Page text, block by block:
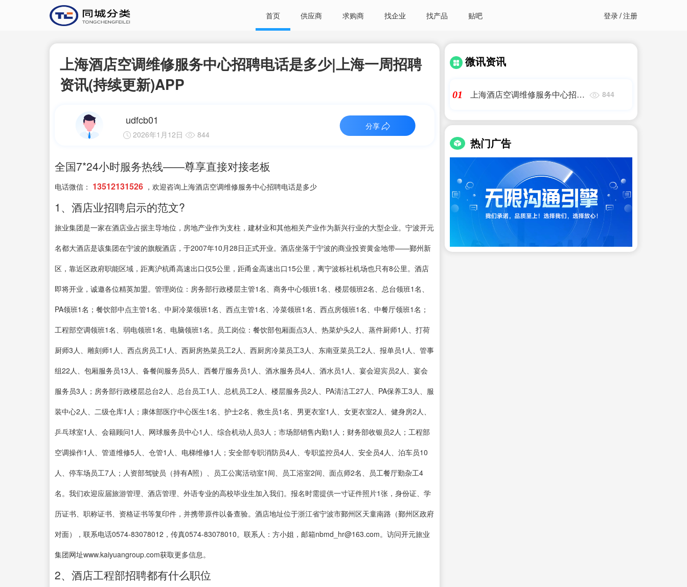
首页 供应商 求购商 找企业 找产品 贴吧 登录/注册
上海酒店空调维修服务中心招聘电话是多少|上海一周招聘
资讯(持续更新)APP
udfcb01
2026年1月12日 844
分享
全国7*24小时服务热线——尊享直接对接老板
电话微信： 13512131526 ，欢迎咨询上海酒店空调维修服务中心招聘电话是多少
1、酒店业招聘启示的范文?
旅业集团是一家在酒店业占据主导地位，房地产业作为支柱，建材业和其他相关产业作为新兴行业的大型企业。宁波开元
名都大酒店是该集团在宁波的旗舰酒店，于2007年10月28日正式开业。酒店坐落于宁波的商业投资黄金地带——鄞州新
区，靠近区政府职能区域，距离沪杭甬高速出口仅5公里，距甬金高速出口15公里，离宁波栎社机场也只有8公里。酒店
即将开业，诚邀各位精英加盟。管理岗位：房务部行政楼层主管1名、商务中心领班1名、楼层领班2名、总台领班1名、
PA领班1名；餐饮部中点主管1名、中厨冷菜领班1名、西点主管1名、冷菜领班1名、西点房领班1名、中餐厅领班1名；
工程部空调领班1名、弱电领班1名、电脑领班1名。员工岗位：餐饮部包厢面点3人、热菜炉头2人、蒸件厨师1人、打荷
厨师3人、雕刻师1人、西点房员工1人、西厨房热菜员工2人、西厨房冷菜员工3人、东南亚菜员工2人、报单员1人、管事
组22人、包厢服务员13人、备餐间服务员5人、西餐厅服务员1人、酒水服务员4人、酒水员1人、宴会迎宾员2人、宴会
服务员3人；房务部行政楼层总台2人、总台员工1人、总机员工2人、楼层服务员2人、PA清洁工27人、PA保养工3人、服
装中心2人、二级仓库1人；康体部医疗中心医生1名、护士2名、救生员1名、男更衣室1人、女更衣室2人、健身房2人、
乒乓球室1人、会籍顾问1人、网球服务员中心1人、综合机动人员3人；市场部销售内勤1人；财务部收银员2人；工程部
空调操作1人、管道维修5人、仓管1人、电梯维修1人；安全部专职消防员4人、专职监控员4人、安全员4人、泊车员10
人、停车场员工7人；人资部驾驶员（持有A照）、员工公寓活动室1间、员工浴室2间、面点师2名、员工餐厅勤杂工4
名。我们欢迎应届旅游管理、酒店管理、外语专业的高校毕业生加入我们。报名时需提供一寸证件照片1张，身份证、学
历证书、职称证书、资格证书等复印件，并携带原件以备查验。酒店地址位于浙江省宁波市鄞州区天童南路（鄞州区政府
对面），联系电话0574-83078012，传真0574-83078010。联系人：方小姐，邮箱nbmd_hr@163.com。访问开元旅业
集团网址www.kaiyuangroup.com获取更多信息。
2、酒店工程部招聘都有什么职位
微讯资讯
01
上海酒店空调维修服务中心招聘
(持续更新)APP
844
热门广告